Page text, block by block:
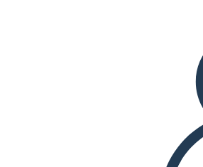
Bu Öykü
BİR HİKAYE PANOSU
SLAYT GÖSTERİSİNİ
BENİ